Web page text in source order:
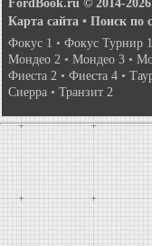
FordBook.ru © 2014-2026
Карта сайта • Поиск по
Фокус 1 • Фокус Турнир 1
Мондео 2 • Мондео 3 •
Фиеста 2 • Фиеста 4 •
Сиерра • Транзит 2